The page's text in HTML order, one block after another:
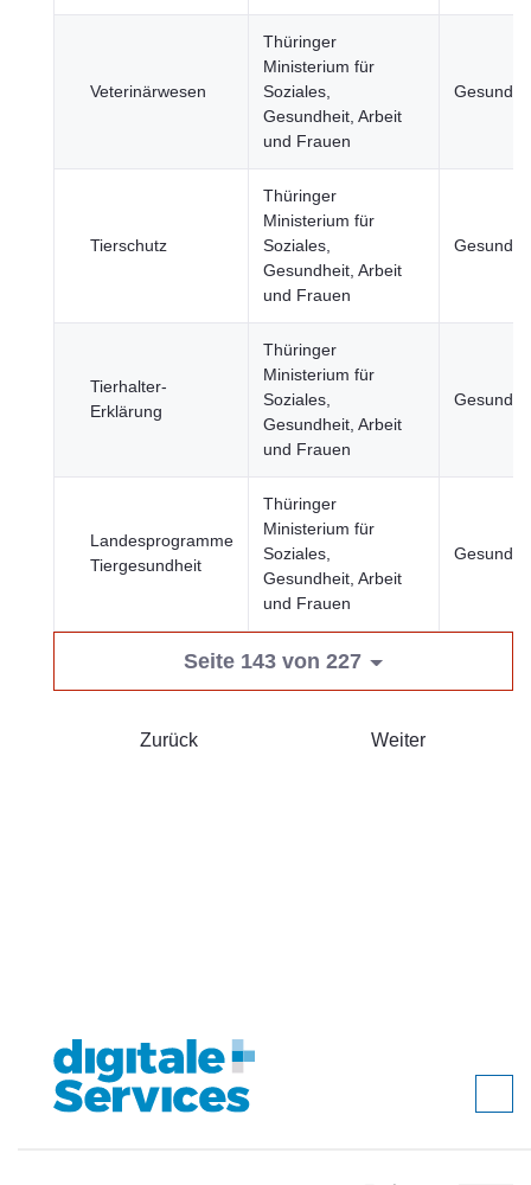
Veterinärwesen
Thüringer
Ministerium für
Soziales,
Gesundheit, Arbeit
und Frauen
Tierschutz
Thüringer
Ministerium für
Soziales,
Gesundheit, Arbeit
und Frauen
Tierhalter-
Erklärung
Thüringer
Ministerium für
Soziales,
Gesundheit, Arbeit
und Frauen
Landesprogramme
Tiergesundheit
Thüringer
Ministerium für
Soziales,
Gesundheit, Arbeit
und Frauen
Seite 143 von 227
Zurück Weiter